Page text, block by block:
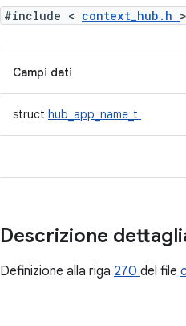
#include < context_hub.h >
Campi dati
struct hub_app_name_t
Descrizione
Definizione alla riga 270 del file